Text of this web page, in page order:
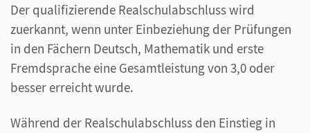
Der qualifizierende Realschulabschluss wird
zuerkannt, wenn unter Einbeziehung der Prüfungen
in den Fächern Deutsch, Mathematik und erste
Fremdsprache eine Gesamtleistung von 3,0 oder
besser erreicht wurde.
Während der Realschulabschluss den Einstieg in